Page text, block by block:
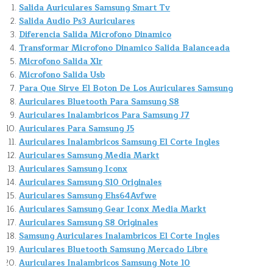
Salida Auriculares Samsung Smart Tv
Salida Audio Ps3 Auriculares
Diferencia Salida Microfono Dinamico
Transformar Microfono Dinamico Salida Balanceada
Microfono Salida Xlr
Microfono Salida Usb
Para Que Sirve El Boton De Los Auriculares Samsung
Auriculares Bluetooth Para Samsung S8
Auriculares Inalambricos Para Samsung J7
Auriculares Para Samsung J5
Auriculares Inalambricos Samsung El Corte Ingles
Auriculares Samsung Media Markt
Auriculares Samsung Iconx
Auriculares Samsung S10 Originales
Auriculares Samsung Ehs64Avfwe
Auriculares Samsung Gear Iconx Media Markt
Auriculares Samsung S8 Originales
Samsung Auriculares Inalambricos El Corte Ingles
Auriculares Bluetooth Samsung Mercado Libre
Auriculares Inalambricos Samsung Note 10